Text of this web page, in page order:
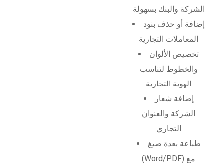
الشركة والبنك بسهولة
إضافة أو حذف بنود
المعاملات التجارية
تخصيص الألوان
والخطوط لتناسب
الهوية التجارية
إضافة شعار
الشركة والعنوان
التجاري
طباعة بعدة صيغ
(Word/PDF) مع